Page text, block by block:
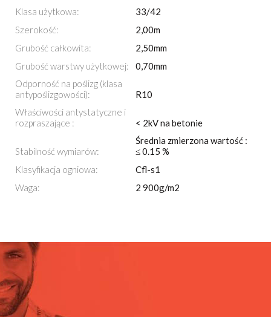
Klasa użytkowa:
33/42
Szerokość:
2,00m
Grubość całkowita:
2,50mm
Grubość warstwy użytkowej:
0,70mm
Odporność na poślizg (klasa
antypoślizgowości):
R10
Właściwości antystatyczne i
rozpraszające :
< 2kV na betonie
Stabilność wymiarów:
Średnia zmierzona wartość :
≤ 0.15 %
Klasyfikacja ogniowa:
Cfl-s1
Waga:
2 900g/m2